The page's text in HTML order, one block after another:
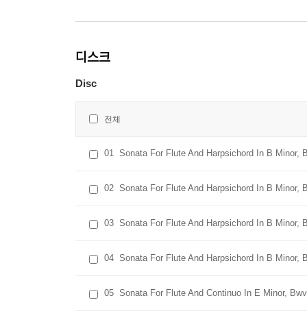
디스크
Disc
전체
01 Sonata For Flute And Harpsichord In B Minor,
02 Sonata For Flute And Harpsichord In B Minor,
03 Sonata For Flute And Harpsichord In B Minor,
04 Sonata For Flute And Harpsichord In B Minor,
05 Sonata For Flute And Continuo In E Minor,